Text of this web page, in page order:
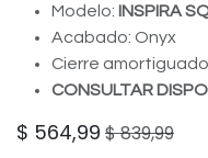
Modelo: INSPIRA
Acabado: Onyx
Cierre amortiguado
CONSULTAR
$ 564,99 $839,99